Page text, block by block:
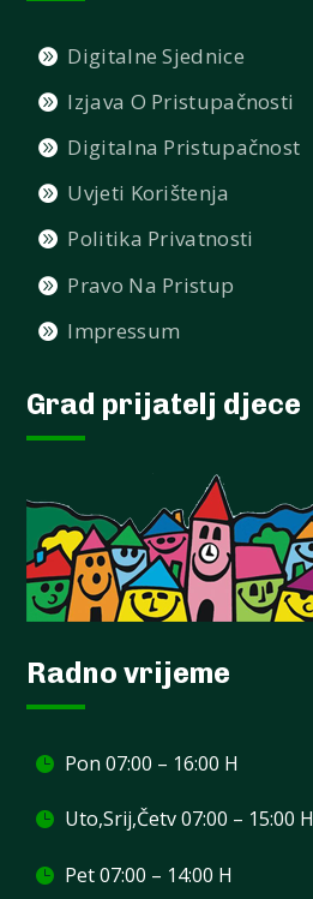
Digitalne Sjednice
Izjava O Pristupačnosti
Digitalna Pristupačnost
Uvjeti Korištenja
Politika Privatnosti
Pravo Na Pristup
Impressum
Grad prijatelj djece
Radno vrijeme
Pon 07:00 – 16:00 H
Uto,Srij,Četv 07:00 – 15:00 H
Pet 07:00 – 14:00 H